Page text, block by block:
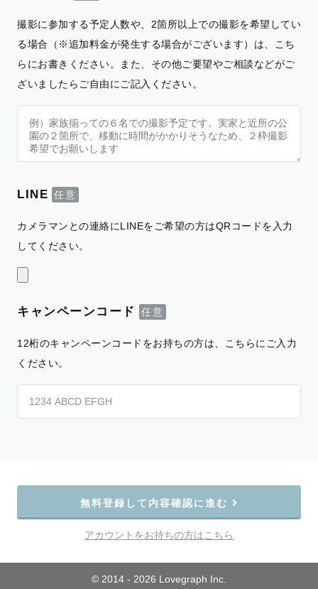
撮影に参加する予定人数や、2箇所以上での撮影を希望してい
る場合（※追加料金が発生する場合がございます）は、こち
らにお書きください。また、その他ご要望やご相談などがご
ざいましたらご自由にご記入ください。
LINE
カメラマンとの連絡にLINEをご希望の方はQRコードを入力
してください。
キャンペーンコード
12桁のキャンペーンコードをお持ちの方は、こちらにご入力
ください。
無料登録して内容確認に進む
アカウントをお持ちの方はこちら
© 2014 - 2026 Lovegraph Inc.